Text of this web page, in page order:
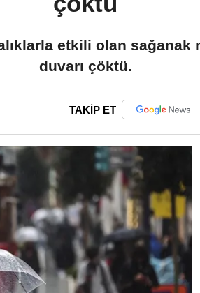
etkili olan sağanak
duvarı çöktü.
TAKİP ET